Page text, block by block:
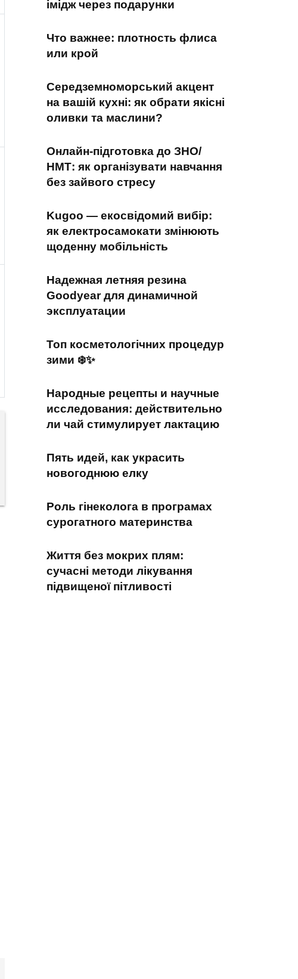
імідж через подарунки
Что важнее: плотность флиса
или крой
Середземноморський акцент
на вашій кухні: як обрати якісні
оливки та маслини?
Онлайн-підготовка до ЗНО/
НМТ: як організувати навчання
без зайвого стресу
Kugoo — екосвідомий вибір:
як електросамокати змінюють
щоденну мобільність
Надежная летняя резина
Goodyear для динамичной
эксплуатации
Топ косметологічних процедур
зими ❄️✨
Народные рецепты и научные
исследования: действительно
ли чай стимулирует лактацию
Пять идей, как украсить
новогоднюю елку
Роль гінеколога в програмах
сурогатного материнства
Життя без мокрих плям:
сучасні методи лікування
підвищеної пітливості